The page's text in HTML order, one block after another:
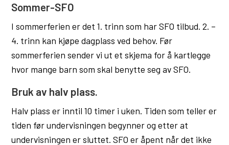
Sommer-SFO
I sommerferien er det 1. trinn som har SFO tilbud. 2. –
4. trinn kan kjøpe dagplass ved behov. Før
sommerferien sender vi ut et skjema for å kartlegge
hvor mange barn som skal benytte seg av SFO.
Bruk av halv plass.
Halv plass er inntil 10 timer i uken. Tiden som teller er
tiden før undervisningen begynner og etter at
undervisningen er sluttet. SFO er åpent når det ikke